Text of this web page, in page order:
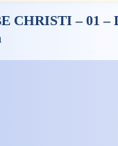
CHRISTI – 01 –